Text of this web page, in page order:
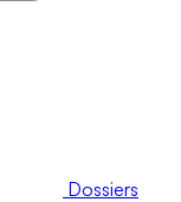
Dossiers